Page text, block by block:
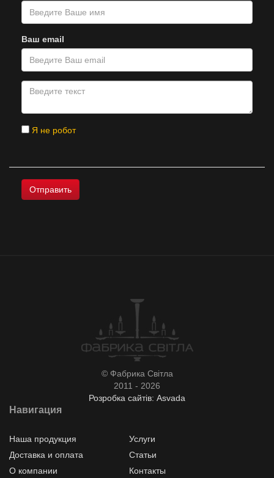
Ваш email
Я не робот
© Фабрика Світла
2011 - 2026
Розробка сайтів: Asvada
Навигация
Наша продукция
Услуги
Доставка и оплата
Статьи
О компании
Контакты